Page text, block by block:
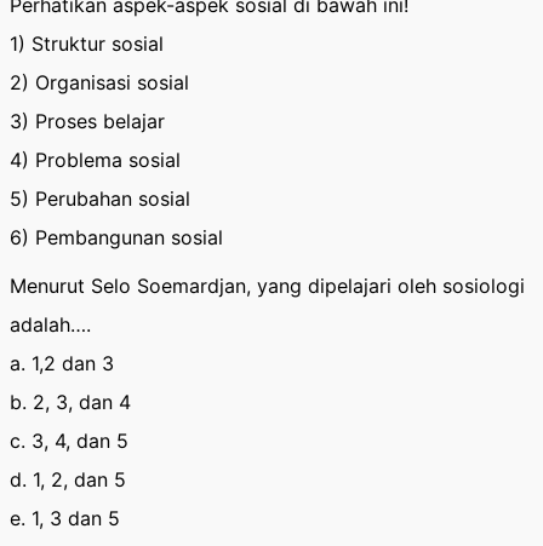
Perhatikan aspek-aspek sosial di bawah ini!
1) Struktur sosial
2) Organisasi sosial
3) Proses belajar
4) Problema sosial
5) Perubahan sosial
6) Pembangunan sosial
Menurut Selo Soemardjan, yang dipelajari oleh sosiologi
adalah….
a. 1,2 dan 3
b. 2, 3, dan 4
c. 3, 4, dan 5
d. 1, 2, dan 5
e. 1, 3 dan 5